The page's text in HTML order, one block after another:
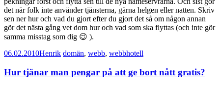
det när folk inte använder tjänsterna, gärna helgen eller natten. Skriv
sen ner hur och vad du gjort efter du gjort det så om någon annan
gör det nästa gång vet dom hur och vad som ska flyttas (och inte gör
samma misstag som dig 😉 ).
06.02.2010Henrik domän, webb, webbhotell
Hur tjänar man pengar på att ge bort nått gratis?